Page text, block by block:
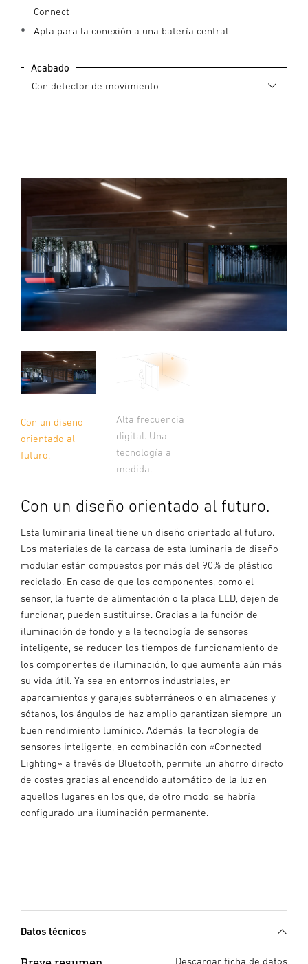
Connect
Apta para la conexión a una batería central
Acabado
Con un diseño
orientado al
futuro.
Alta frecuencia
digital. Una
tecnología a
medida.
Con un diseño orientado al futuro.
Esta luminaria lineal tiene un diseño orientado al futuro.
Los materiales de la carcasa de esta luminaria de diseño
modular están compuestos por más del 90% de plástico
reciclado. En caso de que los componentes, como el
sensor, la fuente de alimentación o la placa LED, dejen de
funcionar, pueden sustituirse. Gracias a la función de
iluminación de fondo y a la tecnología de sensores
inteligente, se reducen los tiempos de funcionamiento de
los componentes de iluminación, lo que aumenta aún más
su vida útil. Ya sea en entornos industriales, en
aparcamientos y garajes subterráneos o en almacenes y
sótanos, los ángulos de haz amplio garantizan siempre un
buen rendimiento lumínico. Además, la tecnología de
sensores inteligente, en combinación con «Connected
Lighting» a través de Bluetooth, permite un ahorro directo
de costes gracias al encendido automático de la luz en
aquellos lugares en los que, de otro modo, se habría
configurado una iluminación permanente.
Datos técnicos
Descargar ficha de datos